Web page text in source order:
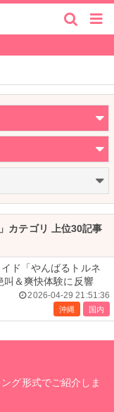
カテゴリ 上位30記事
ド「やんばるトルネ
叫＆爽快体験に反響
2026-04-29 21:51:36
沖縄 国内
グ形式でご紹介しま